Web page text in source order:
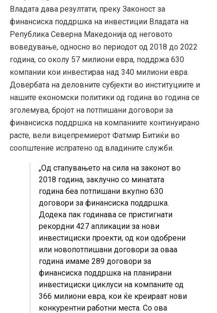
Владата дава резултати, преку Законост за
финансиска поддршка на инвестиции Владата на
Република Северна Македонија од неговото
воведување, односно во периодот од 2018 до 2022
година, со околу 57 милиони евра, поддржа 630
компании кои инвестираа над 340 милиони евра.
Довербата на деловните субјекти во институциите и
нашите економски политики од година во година се
зголемува, бројот на потпишани договори за
финансиска поддршка на компаниите континуирано
расте, вели вицепремиерот Фатмир Битиќи во
соопштение испратено од владините служби.
„Од стапувањето на сила на законот во
2018 година, заклучно со минатата
година беа потпишани вкупно 630
договори за финансиска поддршка.
Додека пак годинава се пристигнати
рекордни 427 апликации за нови
инвестициски проекти, од кои одобрени
или новопотпишани договори за оваа
година имаме 289 договори за
финансиска поддршка на планирани
инвестициски циклуси на компаните од
366 милиони евра, кои ќе креираат нови
конкурентни работни места. Со ова